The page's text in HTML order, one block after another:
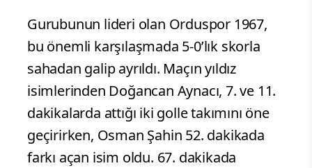
Gurubunun lideri olan Orduspor 1967,
bu önemli karşılaşmada 5-0’lık skorla
sahadan galip ayrıldı. Maçın yıldız
isimlerinden Doğancan Aynacı, 7. ve 11.
dakikalarda attığı iki golle takımını öne
geçirirken, Osman Şahin 52. dakikada
farkı açan isim oldu. 67. dakikada